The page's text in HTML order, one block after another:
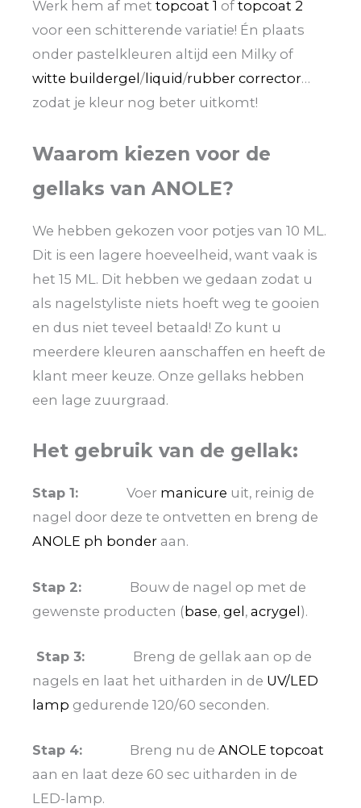
Werk hem af met topcoat 1 of topcoat 2
voor een schitterende variatie! Én plaats
onder pastelkleuren altijd een Milky of
witte buildergel / liquid/rubber corrector…
zodat je kleur nog beter uitkomt!
Waarom kiezen voor de
gellaks van ANOLE?
We hebben gekozen voor potjes van 10 ML.
Dit is een lagere hoeveelheid, want vaak is
het 15 ML. Dit hebben we gedaan zodat u
als nagelstyliste niets hoeft weg te gooien
en dus niet teveel betaald! Zo kunt u
meerdere kleuren aanschaffen en heeft de
klant meer keuze. Onze gellaks hebben
een lage zuurgraad.
Het gebruik van de gellak:
Stap 1: Voer manicure uit, reinig de
nagel door deze te ontvetten en breng de
ANOLE ph bonder aan.
Stap 2: Bouw de nagel op met de
gewenste producten (base, gel, acrygel).
Stap 3: Breng de gellak aan op de
nagels en laat het uitharden in de UV/LED
lamp gedurende 120/60 seconden.
Stap 4: Breng nu de ANOLE topcoat
aan en laat deze 60 sec uitharden in de
LED-lamp.